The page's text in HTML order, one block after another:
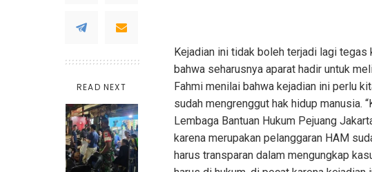
READ NEXT
Kejadian ini tidak boleh terjadi lagi tegas
bahwa seharusnya aparat hadir untuk
Fahmi menilai bahwa kejadian ini perlu
sudah mengrenggut hak hidup manusia.
Lembaga Bantuan Hukum Pejuang
karena merupakan pelanggaran HAM
harus transparan dalam mengungkap